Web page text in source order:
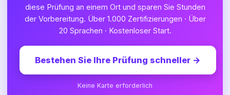
diese Prüfung an einem Ort und sparen Sie Stunden
der Vorbereitung. Über 1.000 Zertifizierungen · Über
20 Sprachen · Kostenloser Start.
Bestehen Sie Ihre Prüfung schneller →
Keine Karte erforderlich